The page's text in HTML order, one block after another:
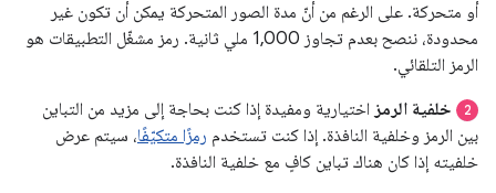
أو متحركة. على الرغم من أنّ مدة الصور المتحركة يمكن أن تكون غير
محدودة، ننصح بعدم تجاوز 1,000 ملي ثانية. رمز مشغّل التطبيقات هو
الرمز التلقائي.
2 خلفية الرمز اختيارية ومفيدة إذا كنت بحاجة إلى مزيد من التباين
بين الرمز وخلفية النافذة. إذا كنت تستخدم رمزًا متكيّفًا، سيتم عرض
خلفيته إذا كان هناك تباين كافٍ مع خلفية النافذة.